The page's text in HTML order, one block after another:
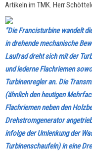
Artikeln im TMK. Herr
"Die Francisturbine wandelt
in drehende mechanische
Laufrad dreht sich mit der
und lederne Flachriemen
Turbinenregler an. Die
(ähnlich den heutigen
Flachriemen neben den
Drehstromgenerator
infolge der Umlenkung der
Turbinenschaufeln) in eine